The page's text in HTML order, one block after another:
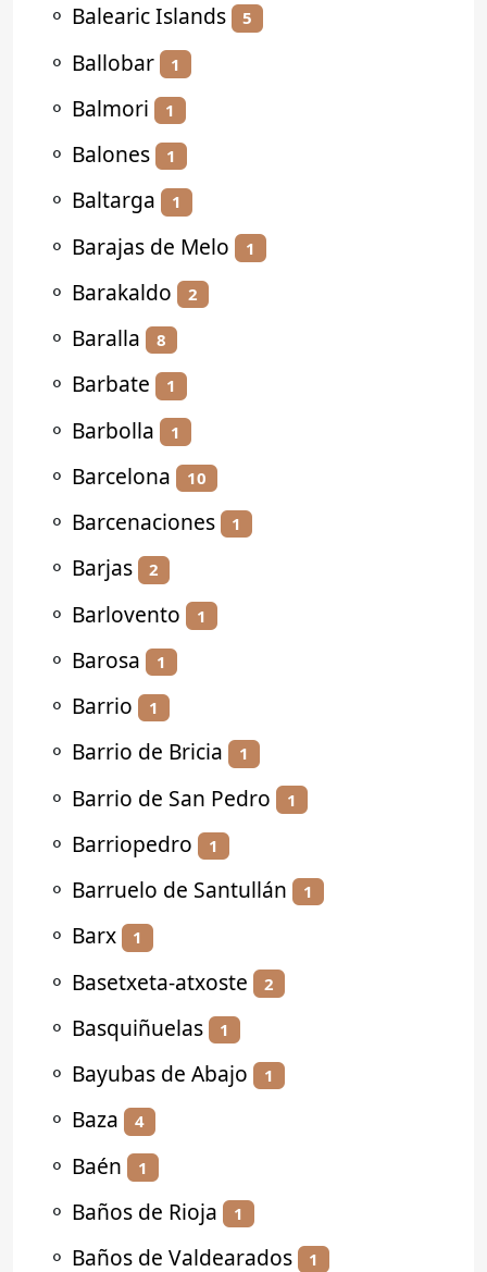
⚬ Balearic Islands 5
⚬ Ballobar 1
⚬ Balmori 1
⚬ Balones 1
⚬ Baltarga 1
⚬ Barajas de Melo 1
⚬ Barakaldo 2
⚬ Baralla 8
⚬ Barbate 1
⚬ Barbolla 1
⚬ Barcelona 10
⚬ Barcenaciones 1
⚬ Barjas 2
⚬ Barlovento 1
⚬ Barosa 1
⚬ Barrio 1
⚬ Barrio de Bricia 1
⚬ Barrio de San Pedro 1
⚬ Barriopedro 1
⚬ Barruelo de Santullán 1
⚬ Barx 1
⚬ Basetxeta-atxoste 2
⚬ Basquiñuelas 1
⚬ Bayubas de Abajo 1
⚬ Baza 4
⚬ Baén 1
⚬ Baños de Rioja 1
⚬ Baños de Valdearados 1